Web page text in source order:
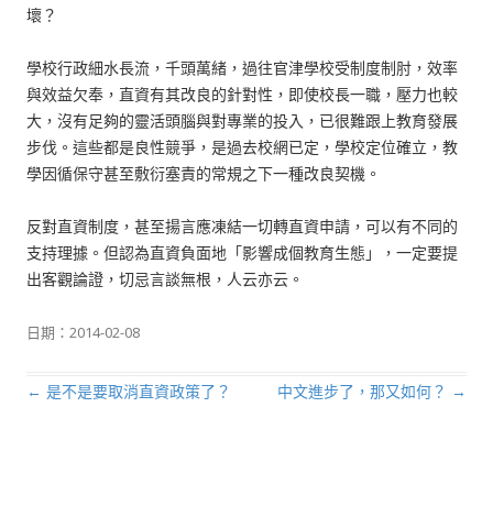
壞？
學校行政細水長流，千頭萬緒，過往官津學校受制度制肘，效率
與效益欠奉，直資有其改良的針對性，即使校長一職，壓力也較
大，沒有足夠的靈活頭腦與對專業的投入，已很難跟上教育發展
步伐。這些都是良性競爭，是過去校網已定，學校定位確立，教
學因循保守甚至敷衍塞責的常規之下一種改良契機。
反對直資制度，甚至揚言應凍結一切轉直資申請，可以有不同的
支持理據。但認為直資負面地「影響成個教育生態」，一定要提
出客觀論證，切忌言談無根，人云亦云。
日期： 2014-02-08
文章導航列
← 是不是要取消直資政策了？ 中文進步了，那又如何？ →